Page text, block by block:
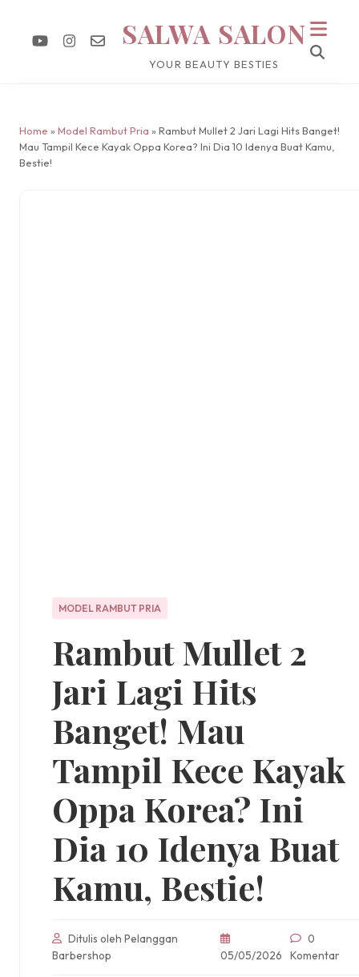
SALWA SALON
YOUR BEAUTY BESTIES
Home » Model Rambut Pria » Rambut Mullet 2 Jari Lagi Hits Banget!
Mau Tampil Kece Kayak Oppa Korea? Ini Dia 10 Idenya Buat Kamu,
Bestie!
MODEL RAMBUT PRIA
Rambut Mullet 2
Jari Lagi Hits
Banget! Mau
Tampil Kece Kayak
Oppa Korea? Ini
Dia 10 Idenya Buat
Kamu, Bestie!
Ditulis oleh Pelanggan
Barbershop
05/05/2026
0
Komentar